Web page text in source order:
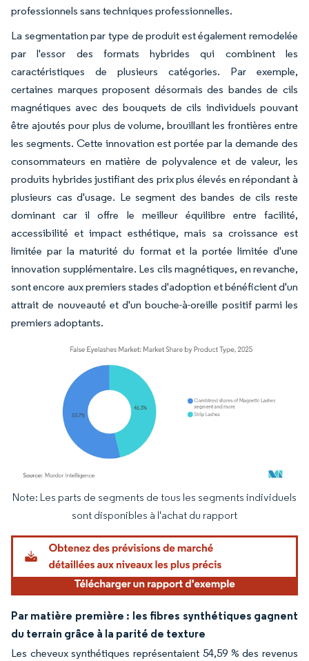
professionnels sans techniques professionnelles.
La segmentation par type de produit est également remodelée
par l'essor des formats hybrides qui combinent les
caractéristiques de plusieurs catégories. Par exemple,
certaines marques proposent désormais des bandes de cils
magnétiques avec des bouquets de cils individuels pouvant
être ajoutés pour plus de volume, brouillant les frontières entre
les segments. Cette innovation est portée par la demande des
consommateurs en matière de polyvalence et de valeur, les
produits hybrides justifiant des prix plus élevés en répondant à
plusieurs cas d'usage. Le segment des bandes de cils reste
dominant car il offre le meilleur équilibre entre facilité,
accessibilité et impact esthétique, mais sa croissance est
limitée par la maturité du format et la portée limitée d'une
innovation supplémentaire. Les cils magnétiques, en revanche,
sont encore aux premiers stades d'adoption et bénéficient d'un
attrait de nouveauté et d'un bouche-à-oreille positif parmi les
premiers adoptants.
Image © Mordor Intelligence. La réutilisation nécessite une attribution sous CC BY
Note: Les parts de segments de tous les segments individuels
sont disponibles à l'achat du rapport
Par matière première : les fibres synthétiques gagnent
du terrain grâce à la parité de texture
Les cheveux synthétiques représentaient 54,59 % des revenus